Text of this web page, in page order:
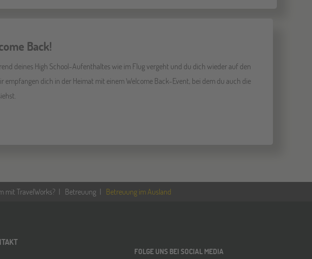
Back!
deines High School-Aufenthaltes wie im Flug vergeht und du dich wieder auf den
empfangen dich in der Heimat mit einem Welcome Back-Event, bei dem du auch die
mit TravelWorks? Betreuung Betreuung im Ausland
FOLGE UNS BEI SOCIAL MEDIA